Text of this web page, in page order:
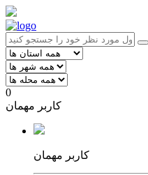
0
کاربر مهمان
کاربر مهمان